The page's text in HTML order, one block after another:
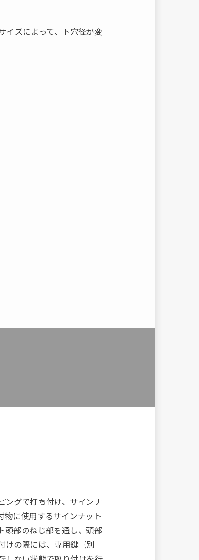
イズによって、下穴径が変
ングで打ち付け、サインナ
物に使用するサインナット
頭部のねじ部を通し、頭部
けの際には、専用鍵（別